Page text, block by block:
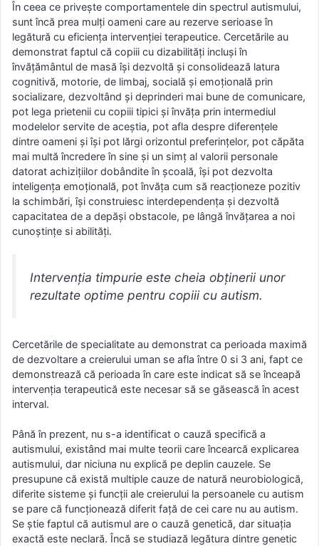
În ceea ce privește comportamentele din spectrul autismului,
sunt încă prea mulți oameni care au rezerve serioase în
legătură cu eficiența intervenției terapeutice. Cercetările au
demonstrat faptul că copiii cu dizabilități incluși în
învățământul de masă își dezvoltă și consolidează latura
cognitivă, motorie, de limbaj, socială şi emoţională prin
socializare, dezvoltând și deprinderi mai bune de comunicare,
pot lega prietenii cu copiii tipici și învăța prin intermediul
modelelor servite de aceștia, pot afla despre diferențele
dintre oameni și își pot lărgi orizontul preferințelor, pot căpăta
mai multă încredere în sine și un simț al valorii personale
datorat achizițiilor dobândite în școală, își pot dezvolta
inteligența emoțională, pot învăța cum să reacționeze pozitiv
la schimbări, își construiesc interdependența și dezvoltă
capacitatea de a depăși obstacole, pe lângă învățarea a noi
cunoștințe si abilități.
Intervenția timpurie este cheia obținerii unor
rezultate optime pentru copiii cu autism.
Cercetările de specialitate au demonstrat ca perioada maximă
de dezvoltare a creierului uman se afla între 0 si 3 ani, fapt ce
demonstrează că perioada în care este indicat să se înceapă
intervenția terapeutică este necesar să se găsească în acest
interval.
Până în prezent, nu s-a identificat o cauză specifică a
autismului, existând mai multe teorii care încearcă explicarea
autismului, dar niciuna nu explică pe deplin cauzele. Se
presupune că există multiple cauze de natură neurobiologică,
diferite sisteme şi funcţii ale creierului la persoanele cu autism
se pare că funcţionează diferit faţă de cei care nu au autism.
Se știe faptul că autismul are o cauză genetică, dar situaţia
exactă este neclară. Încă se studiază legătura dintre genetic